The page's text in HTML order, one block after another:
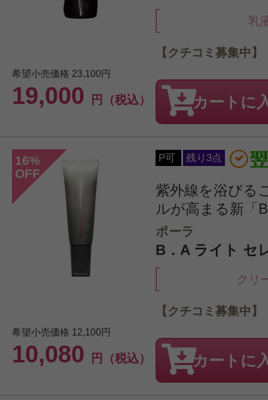
乳
希望小売価格 23,100円
19,000 円（税込）
【クチコミ募集中】
カートに
16%
OFF
P可 残り3点
紫外線を浴びる
ルが高まる新「
ポーラ
B．A ライト セ
クリ
希望小売価格 12,100円
10,080 円（税込）
【クチコミ募集中】
カートに